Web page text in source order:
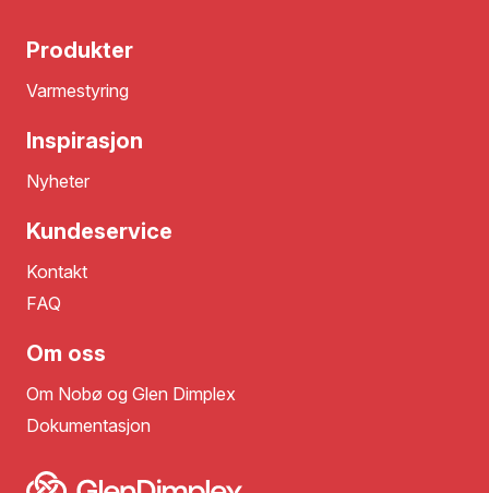
Produkter
Varmestyring
Inspirasjon
Nyheter
Kundeservice
Kontakt
FAQ
Om oss
Om Nobø og Glen Dimplex
Dokumentasjon